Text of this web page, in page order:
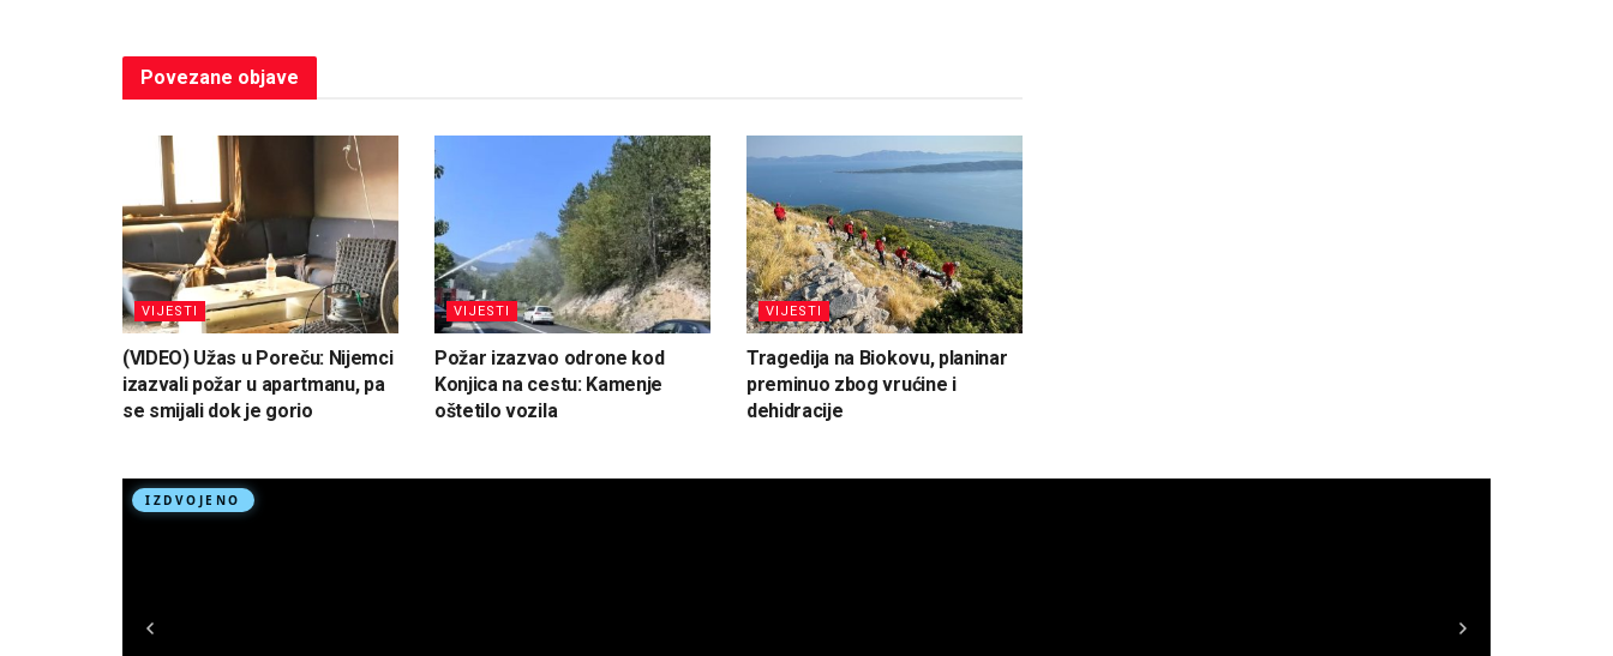
Povezane objave
VIJESTI
(VIDEO) Užas u Poreču: Nijemci
izazvali požar u apartmanu, pa
se smijali dok je gorio
VIJESTI
Požar izazvao odrone kod
Konjica na cestu: Kamenje
oštetilo vozila
VIJESTI
Tragedija na Biokovu, planinar
preminuo zbog vrućine i
dehidracije